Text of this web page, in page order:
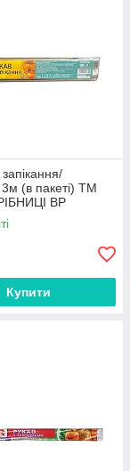
3м (в пакеті) ТМ
BP
Купити